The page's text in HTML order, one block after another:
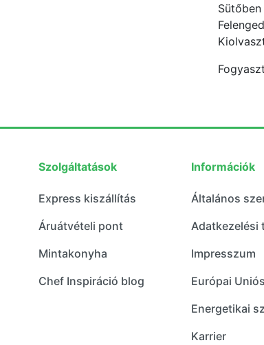
Szolgáltatások
Express kiszállítás
Áruátvételi pont
Mintakonyha
Chef Inspiráció blog
Információk
Általános
Adatkezelési
Impresszum
Európai
Energetikai
Karrier